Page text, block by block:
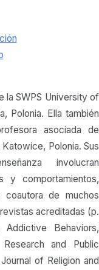
la SWPS University of
Polonia. Ella también
asociada de
Polonia. Sus
involucran
y comportamientos,
de muchos
acreditadas (p.
Behaviors,
and Public
of Religion and